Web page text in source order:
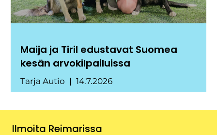
Maija ja Tiril edustavat Suomea
kesän arvokilpailuissa
Tarja Autio 14.7.2026
Ilmoita Reimarissa